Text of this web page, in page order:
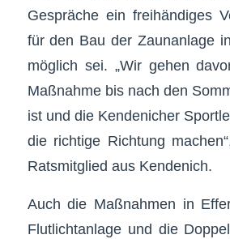
Gespräche ein freihändiges
für den Bau der Zaunanlage
möglich sei. „Wir gehen
Maßnahme bis nach den
ist und die Kendenicher
die richtige Richtung
Ratsmitglied aus Kendenich.
Auch die Maßnahmen in
Flutlichtanlage und die